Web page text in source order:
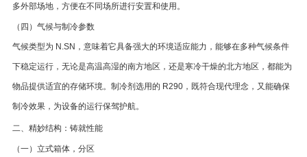
多外部场地，方便在不同场所进行安置和使用。
（四）气候与制冷参数
气候类型为 N.SN，意味着它具备强大的环境适应能力，能够在多种气候条件
下稳定运行，无论是高温高湿的南方地区，还是寒冷干燥的北方地区，都能为
物品提供适宜的存储环境。制冷剂选用的 R290，既符合现代理念，又能确保
制冷效果，为设备的运行保驾护航。
二、精妙结构：铸就性能
（一）立式箱体，分区